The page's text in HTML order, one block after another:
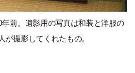
前。遺影用の写真は和装と洋服の
が撮影してくれたもの。